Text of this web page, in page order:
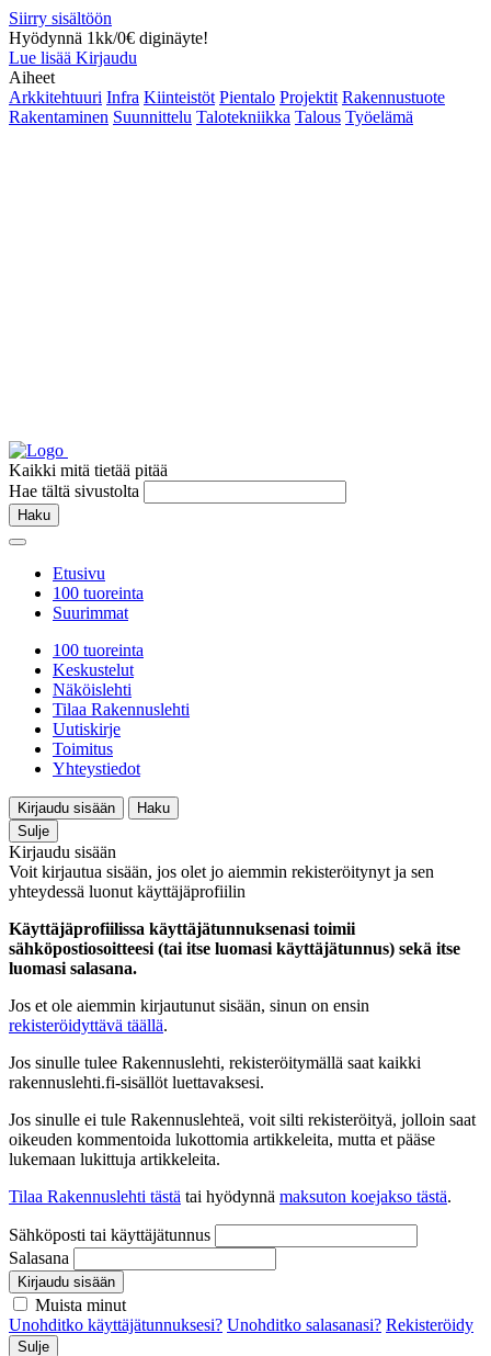
Siirry sisältöön
Hyödynnä 1kk/0€ diginäyte!
Lue lisää Kirjaudu
Aiheet
Arkkitehtuuri Infra Kiinteistöt Pientalo Projektit Rakennustuote
Rakentaminen Suunnittelu Talotekniikka Talous Työelämä
Kaikki mitä tietää pitää
Hae tältä sivustolta
Haku
Etusivu
100 tuoreinta
Suurimmat
100 tuoreinta
Keskustelut
Näköislehti
Tilaa Rakennuslehti
Uutiskirje
Toimitus
Yhteystiedot
Kirjaudu sisään
Haku
Sulje
Kirjaudu sisään
Voit kirjautua sisään, jos olet jo aiemmin rekisteröitynyt ja sen
yhteydessä luonut käyttäjäprofiilin
Käyttäjäprofiilissa käyttäjätunnuksenasi toimii
sähköpostiosoitteesi (tai itse luomasi käyttäjätunnus) sekä itse
luomasi salasana.
Jos et ole aiemmin kirjautunut sisään, sinun on ensin
rekisteröidyttävä täällä.
Jos sinulle tulee Rakennuslehti, rekisteröitymällä saat kaikki
rakennuslehti.fi-sisällöt luettavaksesi.
Jos sinulle ei tule Rakennuslehteä, voit silti rekisteröityä, jolloin saat
oikeuden kommentoida lukottomia artikkeleita, mutta et pääse
lukemaan lukittuja artikkeleita.
Tilaa Rakennuslehti tästä tai hyödynnä maksuton koejakso tästä.
Sähköposti tai käyttäjätunnus
Salasana
Kirjaudu sisään
Muista minut
Unohditko käyttäjätunnuksesi? Unohditko salasanasi? Rekisteröidy
Sulje